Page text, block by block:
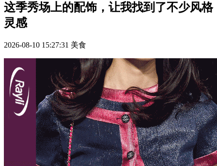
这季秀场上的配饰，让我找到了不少风格
灵感
2026-08-10 15:27:31 美食